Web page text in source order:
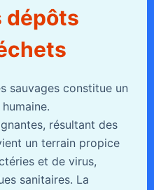
dépôts
sauvages constitue un
résultant des
un terrain propice
et de virus,
sanitaires. La